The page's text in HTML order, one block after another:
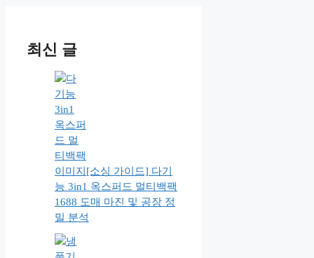
최신 글
[소싱 가이드] 다기
능 3in1 옥스퍼드 멀티백팩
1688 도매 마진 및 공장 정
밀 분석